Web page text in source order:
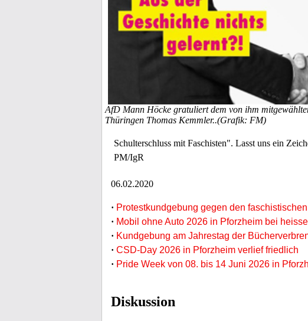
AfD Mann Höcke gratuliert dem von ihm
Thüringen Thomas Kemmler..(Grafik: FM)
Schulterschluss mit Faschisten". Lasst uns ein
PM/IgR
06.02.2020
· Protestkundgebung gegen den
· Mobil ohne Auto 2026 in Pforzheim bei
· Kundgebung am Jahrestag der
· CSD-Day 2026 in Pforzheim verlief friedlich
· Pride Week von 08. bis 14 Juni 2026 in
Diskussion